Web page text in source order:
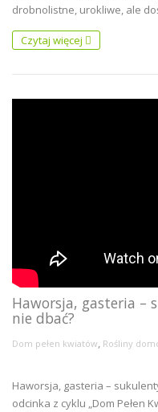
drobnolistne, urokliwe, ale
Czytaj więcej
Haworsja, gasteria –
nie dbać?
Dom pełen kwiatów, Rośliny
Haworsja, gasteria –
odcinka z cyklu „Dom Pełen